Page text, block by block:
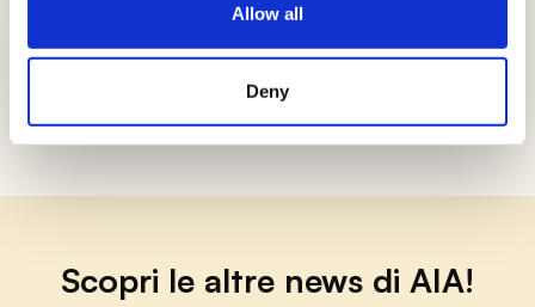
Allow all
Deny
Accendi lo sconto con i coupon
Carne al Fuoco AIA
Scopri le altre news di AIA!